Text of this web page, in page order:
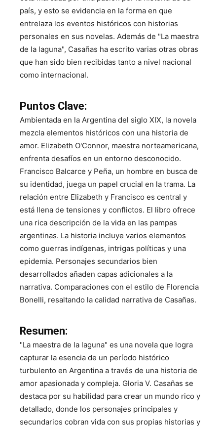
país, y esto se evidencia en la forma en que
entrelaza los eventos históricos con historias
personales en sus novelas. Además de "La maestra
de la laguna", Casañas ha escrito varias otras obras
que han sido bien recibidas tanto a nivel nacional
como internacional.
Puntos Clave:
Ambientada en la Argentina del siglo XIX, la novela
mezcla elementos históricos con una historia de
amor. Elizabeth O'Connor, maestra norteamericana,
enfrenta desafíos en un entorno desconocido.
Francisco Balcarce y Peña, un hombre en busca de
su identidad, juega un papel crucial en la trama. La
relación entre Elizabeth y Francisco es central y
está llena de tensiones y conflictos. El libro ofrece
una rica descripción de la vida en las pampas
argentinas. La historia incluye varios elementos
como guerras indígenas, intrigas políticas y una
epidemia. Personajes secundarios bien
desarrollados añaden capas adicionales a la
narrativa. Comparaciones con el estilo de Florencia
Bonelli, resaltando la calidad narrativa de Casañas.
Resumen:
"La maestra de la laguna" es una novela que logra
capturar la esencia de un período histórico
turbulento en Argentina a través de una historia de
amor apasionada y compleja. Gloria V. Casañas se
destaca por su habilidad para crear un mundo rico y
detallado, donde los personajes principales y
secundarios cobran vida con sus propias historias y